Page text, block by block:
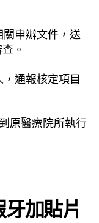
申辦文件，送
。
通報核定項目
原醫療院所執行
加貼片